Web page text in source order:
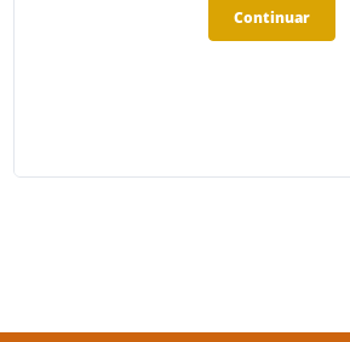
Continuar